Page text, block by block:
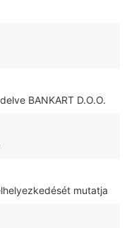
BANKART D.O.O.
mutatja